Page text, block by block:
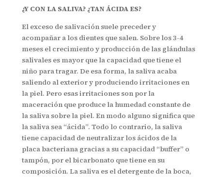
¿Y CON LA SALIVA? ¿TAN ÁCIDA ES?
El exceso de salivación suele preceder y
acompañar a los dientes que salen. Sobre los 3-4
meses el crecimiento y producción de las glándulas
salivales es mayor que la capacidad que tiene el
niño para tragar. De esa forma, la saliva acaba
saliendo al exterior y produciendo irritaciones en
la piel. Pero esas irritaciones son por la
maceración que produce la humedad constante de
la saliva sobre la piel. En modo alguno significa que
la saliva sea “ácida”. Todo lo contrario, la saliva
tiene capacidad de neutralizar los ácidos de la
placa bacteriana gracias a su capacidad “buffer” o
tampón, por el bicarbonato que tiene en su
composición. La saliva es el detergente de la boca,